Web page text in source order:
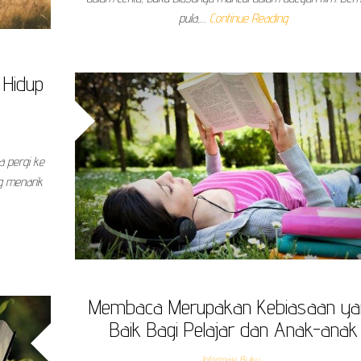
pula,… Continue Reading
pergi ke
menarik
Membaca Merupakan Kebiasaan
Baik Bagi Pelajar dan Anak-anak